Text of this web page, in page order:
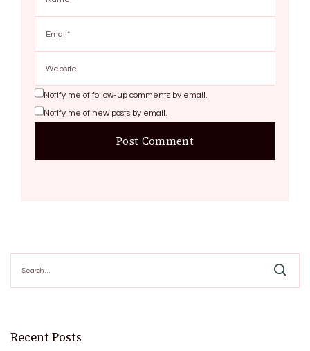
Notify me of follow-up comments by email.
Notify me of new posts by email.
for:
Recent Posts